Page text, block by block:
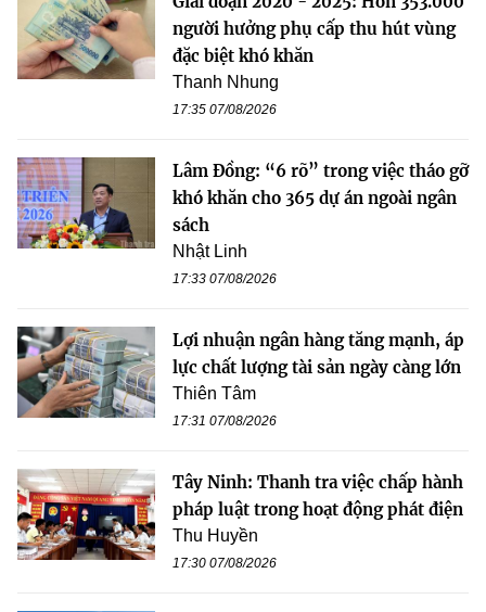
người hưởng phụ cấp thu hút vùng
đặc biệt khó khăn
Thanh Nhung
17:35 07/08/2026
Lâm Đồng: “6 rõ” trong việc tháo gỡ
khó khăn cho 365 dự án ngoài ngân
sách
Nhật Linh
17:33 07/08/2026
Lợi nhuận ngân hàng tăng mạnh, áp
lực chất lượng tài sản ngày càng lớn
Thiên Tâm
17:31 07/08/2026
Tây Ninh: Thanh tra việc chấp hành
pháp luật trong hoạt động phát điện
Thu Huyền
17:30 07/08/2026